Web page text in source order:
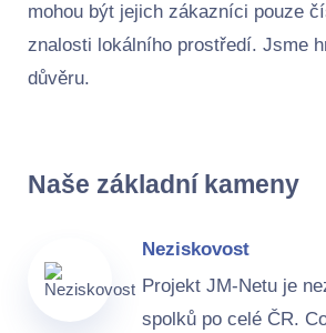
mohou být jejich zákazníci pouze
znalosti lokálního prostředí. Jsme
důvěru.
Naše základní kameny
Neziskovost
Projekt JM-Netu je
spolků po celé ČR.